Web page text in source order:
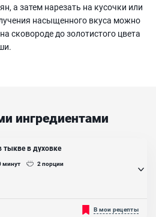
а затем нарезать на кусочки или
насыщенного вкуса можно
сковороде до золотистого цвета
ингредиентами
тыкве в духовке
минут 2порции
вкусный и сытный суп в
В мои рецепты